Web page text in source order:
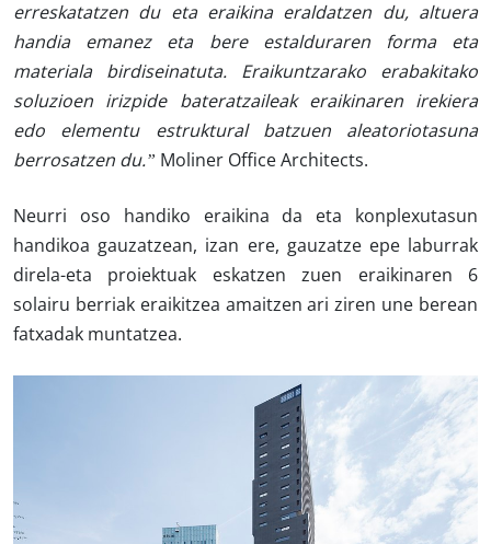
erreskatatzen du eta eraikina eraldatzen du, altuera
handia emanez eta bere estalduraren forma eta
materiala birdiseinatuta.
Eraikuntzarako erabakitako
soluzioen irizpide bateratzaileak eraikinaren irekiera
edo elementu estruktural batzuen aleatoriotasuna
berrosatzen du.” Moliner Office Architects.
Neurri oso handiko eraikina da eta konplexutasun
handikoa gauzatzean, izan ere, gauzatze epe laburrak
direla-eta proiektuak eskatzen zuen eraikinaren 6
solairu berriak eraikitzea amaitzen ari ziren une berean
fatxadak muntatzea.